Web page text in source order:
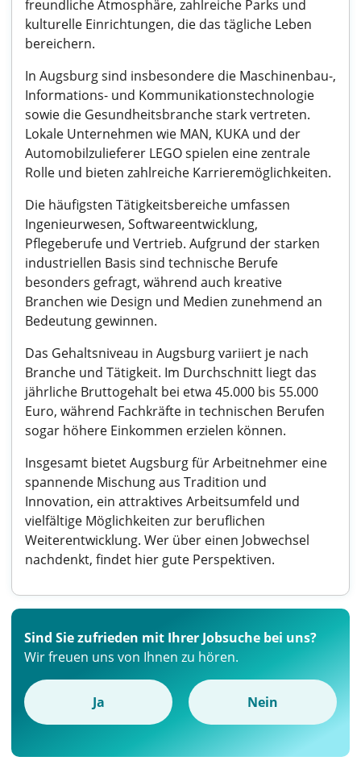
freundliche Atmosphäre, zahlreiche Parks und
kulturelle Einrichtungen, die das tägliche Leben
bereichern.
In Augsburg sind insbesondere die Maschinenbau-,
Informations- und Kommunikationstechnologie
sowie die Gesundheitsbranche stark vertreten.
Lokale Unternehmen wie MAN, KUKA und der
Automobilzulieferer LEGO spielen eine zentrale
Rolle und bieten zahlreiche Karrieremöglichkeiten.
Die häufigsten Tätigkeitsbereiche umfassen
Ingenieurwesen, Softwareentwicklung,
Pflegeberufe und Vertrieb. Aufgrund der starken
industriellen Basis sind technische Berufe
besonders gefragt, während auch kreative
Branchen wie Design und Medien zunehmend an
Bedeutung gewinnen.
Das Gehaltsniveau in Augsburg variiert je nach
Branche und Tätigkeit. Im Durchschnitt liegt das
jährliche Bruttogehalt bei etwa 45.000 bis 55.000
Euro, während Fachkräfte in technischen Berufen
sogar höhere Einkommen erzielen können.
Insgesamt bietet Augsburg für Arbeitnehmer eine
spannende Mischung aus Tradition und
Innovation, ein attraktives Arbeitsumfeld und
vielfältige Möglichkeiten zur beruflichen
Weiterentwicklung. Wer über einen Jobwechsel
nachdenkt, findet hier gute Perspektiven.
Sind Sie zufrieden mit Ihrer Jobsuche bei uns?
Wir freuen uns von Ihnen zu hören.
Ja Nein